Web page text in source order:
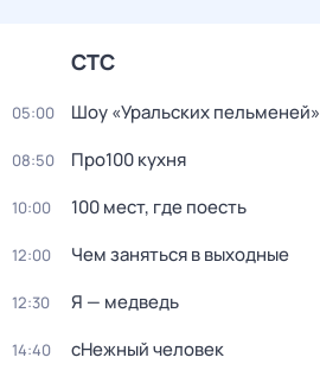
СТС
05:00 Шоу «Уральских пельменей»
08:50 Про100 кухня
10:00 100 мест, где поесть
12:00 Чем заняться в выходные
12:30 Я — медведь
14:40 сНежный человек